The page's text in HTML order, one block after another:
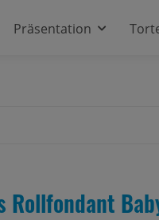
Präsentation
Rollfondant